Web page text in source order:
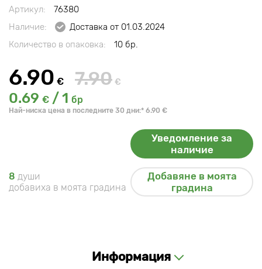
Артикул:
76380
Наличие:
Доставка от 01.03.2024
Количество в опаковка:
10 бр.
6.90 € 7.90 €
0.69 € / 1 бр
Най-ниска цена в последните 30 дни:* 6.90 €
Уведомление за
наличие
8 души
добавиха в моята градина
Добавяне в моята
градина
Информация